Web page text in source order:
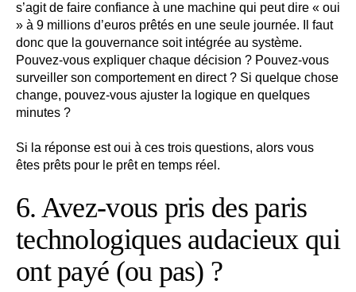
s’agit de faire confiance à une machine qui peut dire « oui
» à 9 millions d’euros prêtés en une seule journée. Il faut
donc que la gouvernance soit intégrée au système.
Pouvez-vous expliquer chaque décision ? Pouvez-vous
surveiller son comportement en direct ? Si quelque chose
change, pouvez-vous ajuster la logique en quelques
minutes ?
Si la réponse est oui à ces trois questions, alors vous
êtes prêts pour le prêt en temps réel.
6. Avez-vous pris des paris
technologiques audacieux qui
ont payé (ou pas) ?